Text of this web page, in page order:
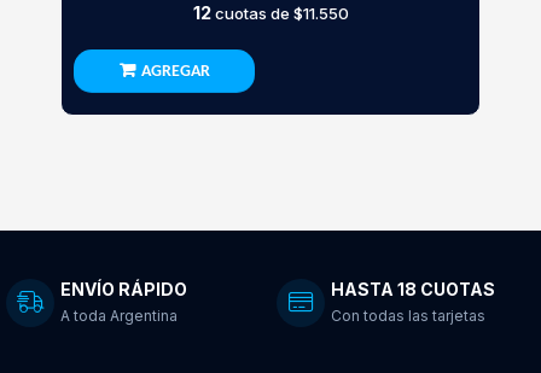
12cuotas de $11.550
AGREGAR
ENVÍO RÁPIDO
A toda Argentina
HASTA 18 CUOTAS
Con todas las tarjetas